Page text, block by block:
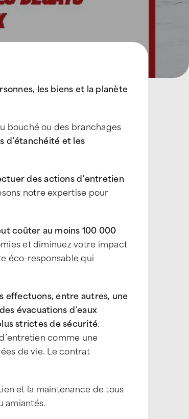
les biens et la planète
bouché ou des branchages
d’étanchéité et les
des actions d’entretien
notre expertise pour
coûter au moins 100 000
et diminuez votre impact
éco-responsable qui
effectuons, entre autres, une
évacuations d’eaux
strictes de sécurité.
comme une
de vie. Le contrat
et la maintenance de tous
amiantés.